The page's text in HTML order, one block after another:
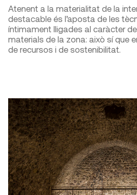
Atenent a la materialitat de la
destacable és l’aposta de les
íntimament lligades al caràcter
materials de la zona: això sí que
de recursos i de sostenibilitat.